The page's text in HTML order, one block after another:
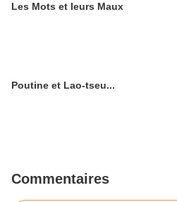
Les Mots et leurs Maux
Poutine et Lao-tseu...
Commentaires